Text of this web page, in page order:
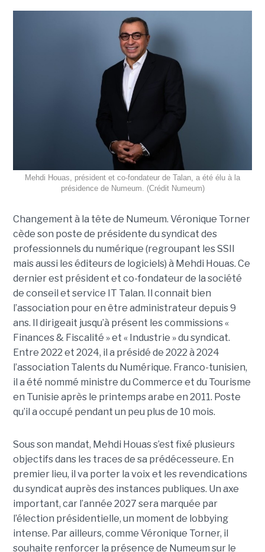
Mehdi Houas, président et co-fondateur de Talan, a été élu à la
présidence de Numeum. (Crédit Numeum)
Changement à la tête de Numeum. Véronique Torner
cède son poste de présidente du syndicat des
professionnels du numérique (regroupant les SSII
mais aussi les éditeurs de logiciels) à Mehdi Houas. Ce
dernier est président et co-fondateur de la société
de conseil et service IT Talan. Il connait bien
l’association pour en être administrateur depuis 9
ans. Il dirigeait jusqu’à présent les commissions «
Finances & Fiscalité » et « Industrie » du syndicat.
Entre 2022 et 2024, il a présidé de 2022 à 2024
l’association Talents du Numérique. Franco-tunisien,
il a été nommé ministre du Commerce et du Tourisme
en Tunisie après le printemps arabe en 2011. Poste
qu’il a occupé pendant un peu plus de 10 mois.
Sous son mandat, Mehdi Houas s’est fixé plusieurs
objectifs dans les traces de sa prédécesseure. En
premier lieu, il va porter la voix et les revendications
du syndicat auprès des instances publiques. Un axe
important, car l’année 2027 sera marquée par
l’élection présidentielle, un moment de lobbying
intense. Par ailleurs, comme Véronique Torner, il
souhaite renforcer la présence de Numeum sur le